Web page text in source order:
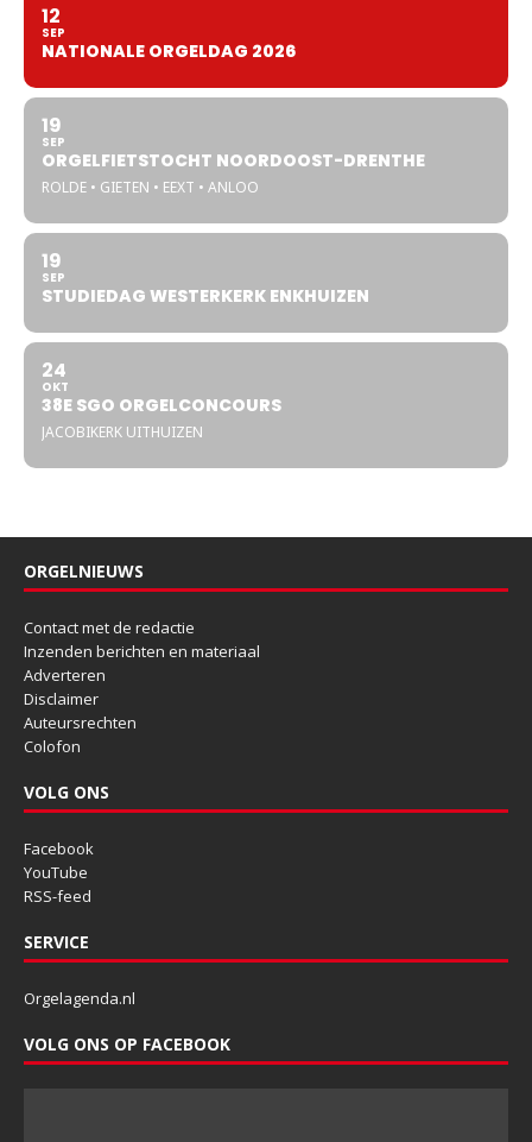
12
SEP
NATIONALE ORGELDAG 2026
19
SEP
ORGELFIETSTOCHT NOORDOOST-DRENTHE
ROLDE • GIETEN • EEXT • ANLOO
19
SEP
STUDIEDAG WESTERKERK ENKHUIZEN
24
OKT
38E SGO ORGELCONCOURS
JACOBIKERK UITHUIZEN
ORGELNIEUWS
Contact met de redactie
Inzenden berichten en materiaal
Adverteren
Disclaimer
Auteursrechten
Colofon
VOLG ONS
Facebook
YouTube
RSS-feed
SERVICE
Orgelagenda.nl
VOLG ONS OP FACEBOOK